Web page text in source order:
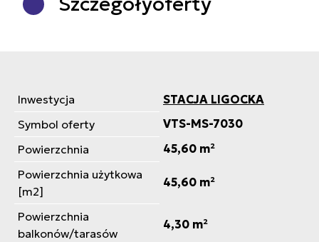
Inwestycja
STACJA LIGOCKA
Symbol oferty
VTS-MS-7030
Powierzchnia
45,60 m²
Powierzchnia użytkowa
[m2]
45,60 m²
Powierzchnia
balkonów/tarasów
4,30 m²